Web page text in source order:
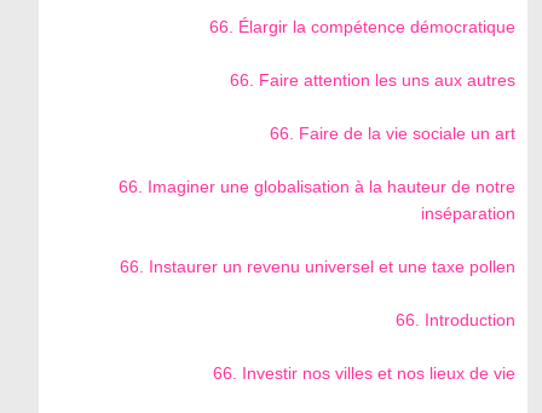
66. Élargir la compétence démocratique
66. Faire attention les uns aux autres
66. Faire de la vie sociale un art
66. Imaginer une globalisation à la hauteur de notre
inséparation
66. Instaurer un revenu universel et une taxe pollen
66. Introduction
66. Investir nos villes et nos lieux de vie